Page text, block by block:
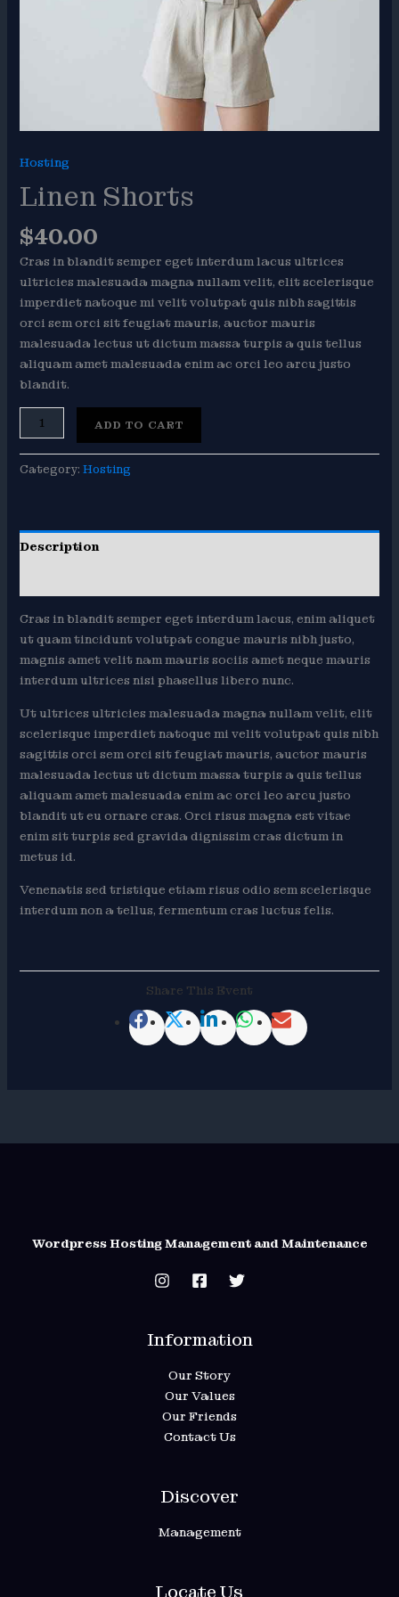
Hosting
Linen Shorts
$40.00
Cras in blandit semper eget interdum lacus ultrices
ultricies malesuada magna nullam velit, elit scelerisque
imperdiet natoque mi velit volutpat quis nibh sagittis
orci sem orci sit feugiat mauris, auctor mauris
malesuada lectus ut dictum massa turpis a quis tellus
aliquam amet malesuada enim ac orci leo arcu justo
blandit.
Linen
Shorts
quantity
ADD TO CART
Category: Hosting
Description
Cras in blandit semper eget interdum lacus, enim aliquet
ut quam tincidunt volutpat congue mauris nibh justo,
magnis amet velit nam mauris sociis amet neque mauris
interdum ultrices nisi phasellus libero nunc.
Ut ultrices ultricies malesuada magna nullam velit, elit
scelerisque imperdiet natoque mi velit volutpat quis nibh
sagittis orci sem orci sit feugiat mauris, auctor mauris
malesuada lectus ut dictum massa turpis a quis tellus
aliquam amet malesuada enim ac orci leo arcu justo
blandit ut eu ornare cras. Orci risus magna est vitae
enim sit turpis sed gravida dignissim cras dictum in
metus id.
Venenatis sed tristique etiam risus odio sem scelerisque
interdum non a tellus, fermentum cras luctus felis.
Share This Event
Wordpress Hosting Management and Maintenance
Information
Our Story
Our Values
Our Friends
Contact Us
Discover
Management
Locate Us